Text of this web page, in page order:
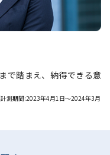
で踏まえ、納得できる意
測期間:2023年4月1日～2024年3月